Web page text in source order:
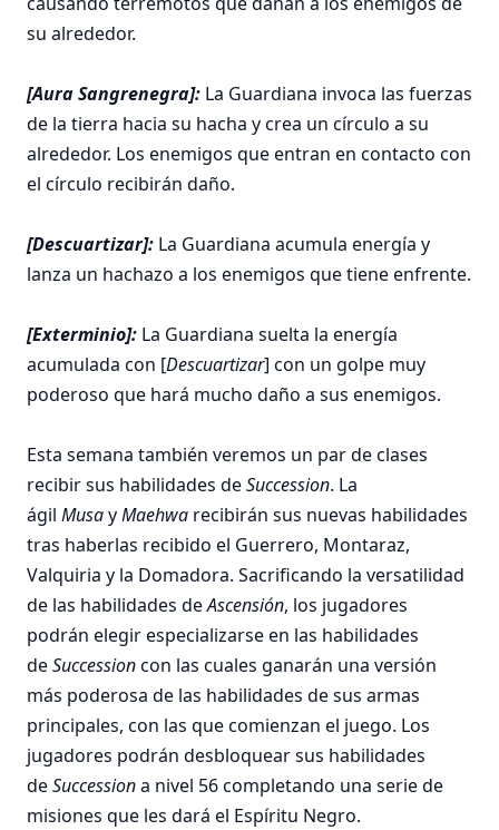
su alrededor.
[Aura Sangrenegra]: La Guardiana invoca las fuerzas
de la tierra hacia su hacha y crea un círculo a su
alrededor. Los enemigos que entran en contacto con
el círculo recibirán daño.
[Descuartizar]: La Guardiana acumula energía y
lanza un hachazo a los enemigos que tiene enfrente.
[Exterminio]: La Guardiana suelta la energía
acumulada con [Descuartizar] con un golpe muy
poderoso que hará mucho daño a sus enemigos.
Esta semana también veremos un par de clases
recibir sus habilidades deSuccession. La
ágil MusayMaehwa recibirán sus nuevas habilidades
tras haberlas recibido el Guerrero, Montaraz,
Valquiria y la Domadora. Sacrificando la versatilidad
de las habilidades deAscensión, los jugadores
podrán elegir especializarse en las habilidades
deSuccessioncon las cuales ganarán una versión
más poderosa de las habilidades de sus armas
principales, con las que comienzan el juego. Los
jugadores podrán desbloquear sus habilidades
deSuccessiona nivel 56 completando una serie de
misiones que les dará el Espíritu Negro.